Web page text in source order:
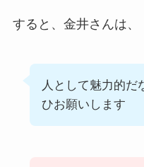
すると、金井さんは、
人として魅力的だ
ひお願いします